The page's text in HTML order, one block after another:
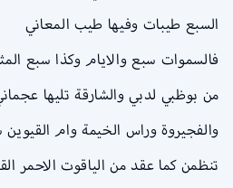
السبع طيبات وفيها طيب المعاني
فالسموات سبع والايام وكذا سبع
من بوظبي لدبي والشارقة تليها
والفجيروة وراس الخيمة وام
تنظمن كما عقد من الياقوت الاحمر